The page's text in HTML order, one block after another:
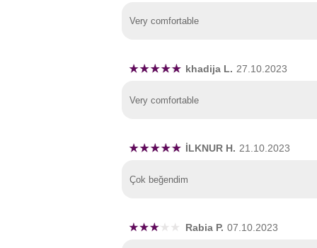
Very comfortable
khadija L. 27.10.2023
Very comfortable
İLKNUR H. 21.10.2023
Çok beğendim
Rabia P. 07.10.2023